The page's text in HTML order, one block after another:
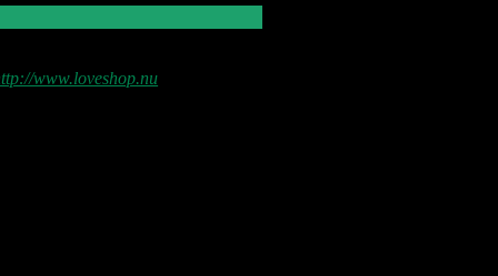
www.loveshop.nu